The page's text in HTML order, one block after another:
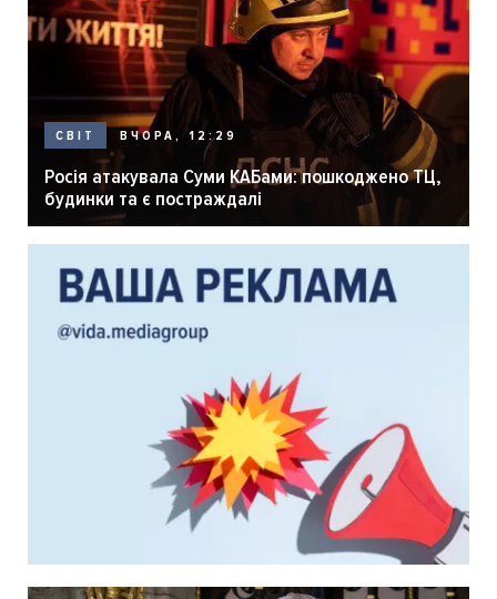
СВІТ ВЧОРА, 12:29
Росія атакувала Суми КАБами: пошкоджено ТЦ,
будинки та є постраждалі